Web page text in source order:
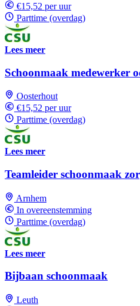
€15,52 per uur
Parttime (overdag)
Lees meer
Schoonmaak medewerker
Oosterhout
€15,52 per uur
Parttime (overdag)
Lees meer
Teamleider schoonmaak
Arnhem
In overeenstemming
Parttime (overdag)
Lees meer
Bijbaan schoonmaak
Leuth